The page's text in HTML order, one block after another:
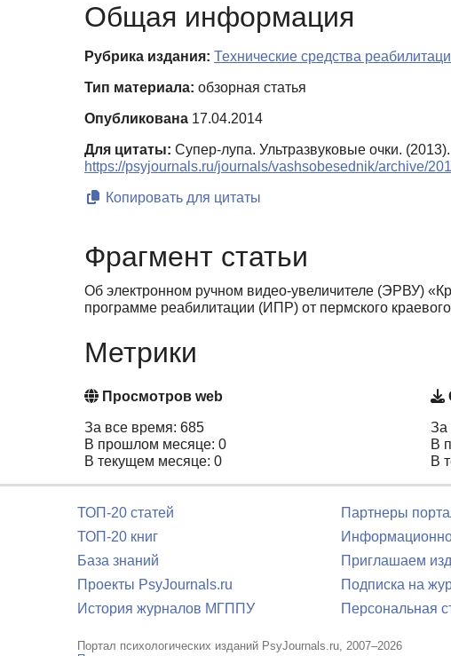
Общая информация
Рубрика издания: Технические средства
Тип материала: обзорная статья
Опубликована 17.04.2014
Для цитаты: Супер-лупа. Ультразвуковые очки. (2013).
https://psyjournals.ru/journals/vashsobesednik/archive/
Копировать для цитаты
Фрагмент статьи
Об электронном ручном видео-увеличителе (ЭРВУ)
программе реабилитации (ИПР) от пермского
Метрики
Просмотров web
За все время: 685
В прошлом месяце: 0
В текущем месяце: 0
За
В
В
ТОП-20 статей
ТОП-20 книг
База знаний
Проекты PsyJournals.ru
История журналов МГППУ
Партнеры
Приглашаем
Подписка на
Персональная
Портал психологических изданий PsyJournals.ru, 2007–2026